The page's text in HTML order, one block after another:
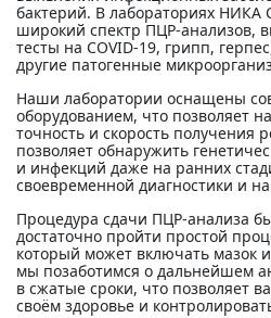
бактерий. В лабораториях
широкий спектр ПЦР-анализов,
тесты на COVID-19, грипп,
другие патогенные
Наши лаборатории оснащены
оборудованием, что позволяет
точность и скорость получения
позволяет обнаружить
и инфекций даже на ранних
своевременной диагностики и
Процедура сдачи ПЦР-анализа
достаточно пройти простой
который может включать мазок
мы позаботимся о дальнейшем
в сжатые сроки, что позволяет
своём здоровье и